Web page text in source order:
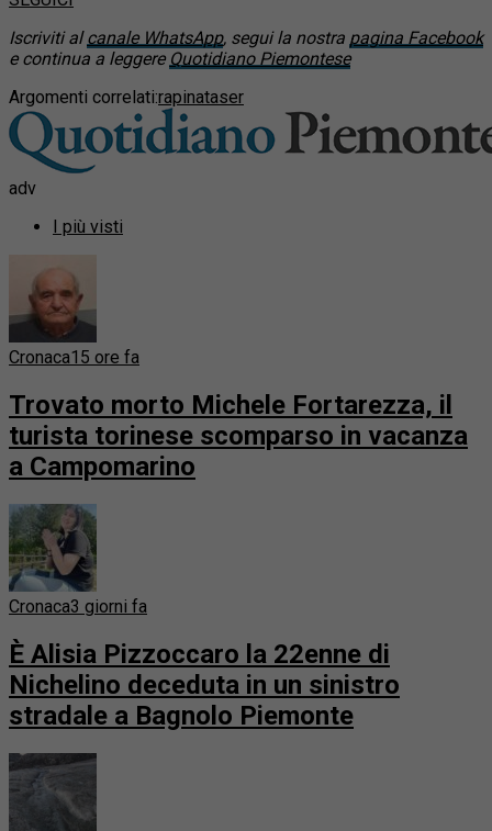
Iscriviti alcanale WhatsApp, segui la nostra pagina Facebook
e continua a leggere Quotidiano Piemontese
Argomenti correlati:rapinataser
adv
I più visti
Cronaca15 ore fa
Trovato morto Michele Fortarezza, il
turista torinese scomparso in vacanza
a Campomarino
Cronaca3 giorni fa
È Alisia Pizzoccaro la 22enne di
Nichelino deceduta in un sinistro
stradale a Bagnolo Piemonte